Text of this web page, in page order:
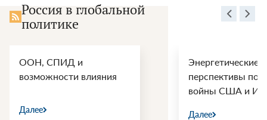
Россия в глобальной
политике
ООН, СПИД и
возможности влияния
Далее
Энергетические
перспективы
войны США и
Далее